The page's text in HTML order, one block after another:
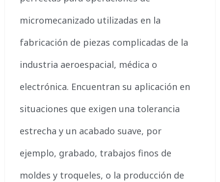
micromecanizado utilizadas en la
fabricación de piezas complicadas de la
industria aeroespacial, médica o
electrónica. Encuentran su aplicación en
situaciones que exigen una tolerancia
estrecha y un acabado suave, por
ejemplo, grabado, trabajos finos de
moldes y troqueles, o la producción de